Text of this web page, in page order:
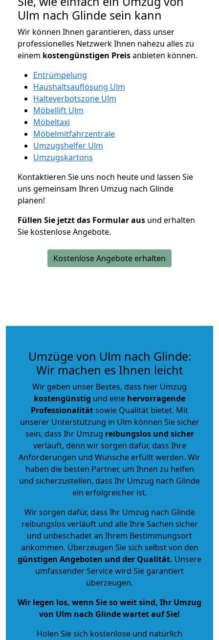
Ulm nach Glinde sein kann
Wir können Ihnen garantieren, dass unser
professionelles Netzwerk Ihnen nahezu alles zu
einem kostengünstigen Preisanbieten können.
Entrümpelung
Haushaltsauflösung Ulm
Halteverbotszone Ulm
Möbellift Ulm
Möbeltaxi
Möbelmitfahrzentrale
Umzugshelfer Ulm
Umzugskartons
Kontaktieren Sie uns noch heute und lassen Sie
uns gemeinsam Ihren Umzug nach Glinde
planen!
Füllen Sie jetzt das Formular aus und erhalten
Sie kostenlose Angebote.
Kostenlose Angebote erhalten
Umzüge von Ulm nach Glinde:
Wir machen es Ihnen leicht
Wir geben unser Bestes, dass hier Umzug
kostengünstig und eine hervorragende
Professionalitätsowie Qualität bietet. Mit
unserer Unterstützung in Ulm können Sie sicher
sein, dass Ihr Umzug reibungslos und sicher
verläuft, denn wir sorgen dafür, dass Ihre
Anforderungen und Wünsche erfüllt werden. Wir
haben die besten Partner, um Ihnen zu helfen
und sicherzustellen, dass Ihr Umzug nach Glinde
ein erfolgreicher ist.
Wir sorgen dafür, dass Ihr Umzug nach Glinde
reibungslos verläuft und alle Ihre Sachen sicher
und unbeschadet an Ihrem Bestimmungsort
ankommen. Überzeugen Sie sich selbst von den
günstigen Angeboten und der Qualität. Unsere
umfassender Service wird Sie garantiert
überzeugen.
Wir legen los, wenn Sie so weit sind, Ihr Umzug
von Ulm nach Glinde wartet auf Sie!
Holen Sie sich kostenlose und natürlich